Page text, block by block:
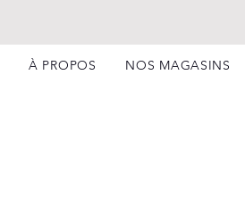
À PROPOS NOS MAGASINS